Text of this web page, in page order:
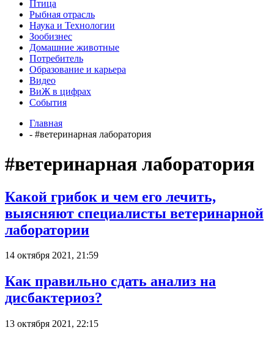
Птица
Рыбная отрасль
Наука и Технологии
Зообизнес
Домашние животные
Потребитель
Образование и карьера
Видео
ВиЖ в цифрах
События
Главная
- #ветеринарная лаборатория
#ветеринарная лаборатория
Какой грибок и чем его лечить,
выясняют специалисты ветеринарной
лаборатории
14 октября 2021, 21:59
Как правильно сдать анализ на
дисбактериоз?
13 октября 2021, 22:15